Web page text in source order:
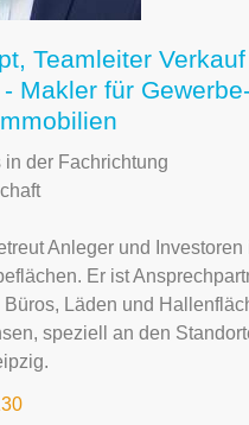
Teamleiter
Makler für
in der Fachrichtung
Anleger und Investoren
Er ist
Büros, Läden und
speziell an den